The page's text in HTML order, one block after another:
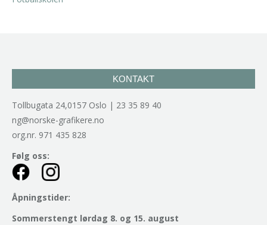
KONTAKT
Tollbugata 24,0157 Oslo | 23 35 89 40
ng@norske-grafikere.no
org.nr. 971 435 828
Følg oss:
Åpningstider:
Sommerstengt lørdag 8. og 15. august